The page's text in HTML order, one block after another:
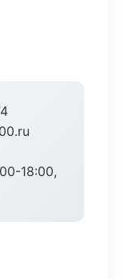
18:00,